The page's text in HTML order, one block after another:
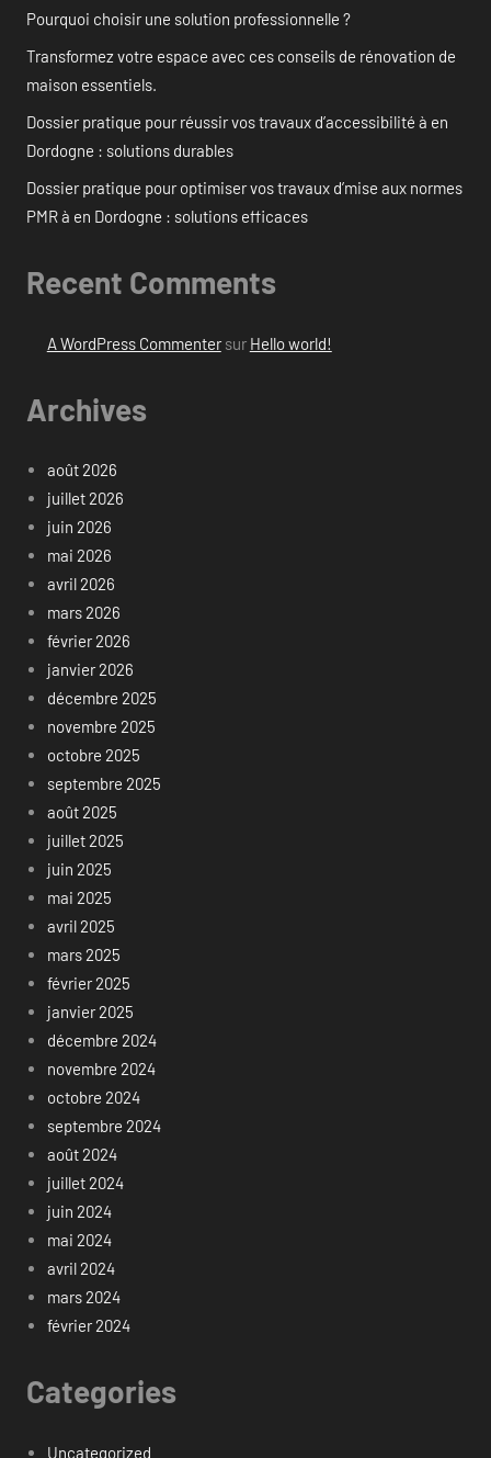
Pourquoi choisir une solution professionnelle ?
Transformez votre espace avec ces conseils de rénovation de
maison essentiels.
Dossier pratique pour réussir vos travaux d’accessibilité à en
Dordogne : solutions durables
Dossier pratique pour optimiser vos travaux d’mise aux normes
PMR à en Dordogne : solutions efficaces
Recent Comments
A WordPress Commentersur Hello world!
Archives
août 2026
juillet 2026
juin 2026
mai 2026
avril 2026
mars 2026
février 2026
janvier 2026
décembre 2025
novembre 2025
octobre 2025
septembre 2025
août 2025
juillet 2025
juin 2025
mai 2025
avril 2025
mars 2025
février 2025
janvier 2025
décembre 2024
novembre 2024
octobre 2024
septembre 2024
août 2024
juillet 2024
juin 2024
mai 2024
avril 2024
mars 2024
février 2024
Categories
Uncategorized